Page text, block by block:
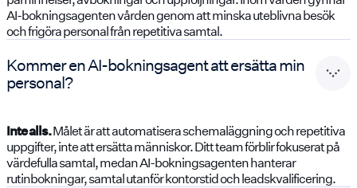
AI-bokningsagenten vården genom att minska uteblivna besök
och frigöra personal från repetitiva samtal.
Kommer en AI-bokningsagent att ersätta min
personal?
Inte alls.Målet är att automatisera schemaläggning och repetitiva
uppgifter, inte att ersätta människor. Ditt team förblir fokuserat på
värdefulla samtal, medan AI-bokningsagenten hanterar
rutinbokningar, samtal utanför kontorstid och leadskvalificering.